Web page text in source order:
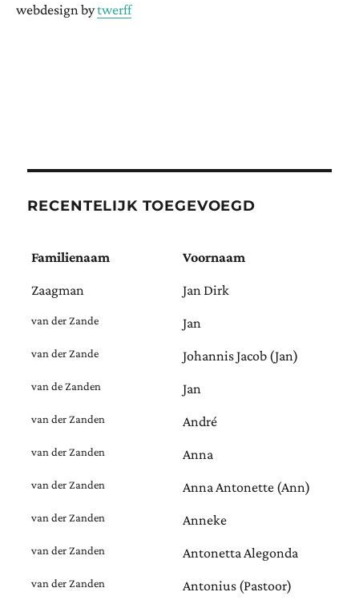
webdesign bytwerff
RECENTELIJK TOEGEVOEGD
Familienaam Voornaam
Zaagman Jan Dirk
van der Zande Jan
van der Zande Johannis Jacob (Jan)
van de Zanden Jan
van der Zanden André
van der Zanden Anna
van der Zanden Anna Antonette (Ann)
van der Zanden Anneke
van der Zanden Antonetta Alegonda
van der Zanden Antonius (Pastoor)